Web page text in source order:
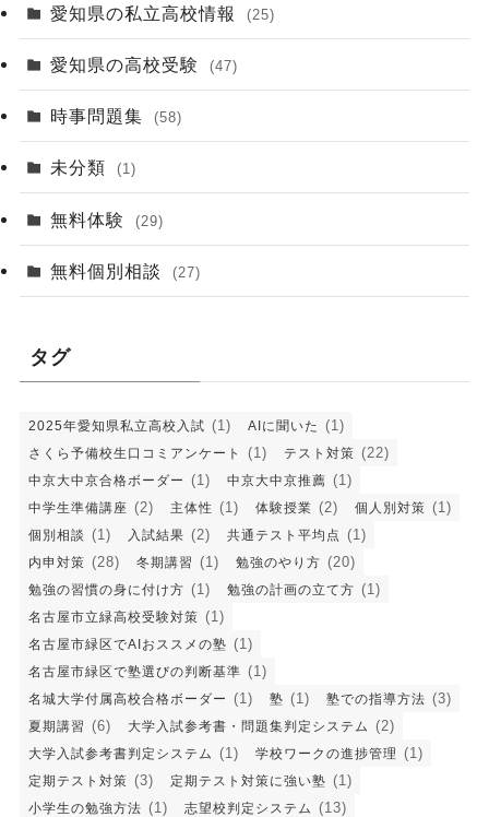
愛知県の私立高校情報 (25)
愛知県の高校受験 (47)
時事問題集 (58)
未分類 (1)
無料体験 (29)
無料個別相談 (27)
タグ
2025年愛知県私立高校入試 (1) AIに聞いた (1)
さくら予備校生口コミアンケート (1) テスト対策 (22)
中京大中京合格ボーダー (1) 中京大中京推薦 (1)
中学生準備講座 (2) 主体性 (1) 体験授業 (2) 個人別対策 (1)
個別相談 (1) 入試結果 (2) 共通テスト平均点 (1)
内申対策 (28) 冬期講習 (1) 勉強のやり方 (20)
勉強の習慣の身に付け方 (1) 勉強の計画の立て方 (1)
名古屋市立緑高校受験対策 (1)
名古屋市緑区でAIおススメの塾 (1)
名古屋市緑区で塾選びの判断基準 (1)
名城大学付属高校合格ボーダー (1) 塾 (1) 塾での指導方法 (3)
夏期講習 (6) 大学入試参考書・問題集判定システム (2)
大学入試参考書判定システム (1) 学校ワークの進捗管理 (1)
定期テスト対策 (3) 定期テスト対策に強い塾 (1)
小学生の勉強方法 (1) 志望校判定システム (13)